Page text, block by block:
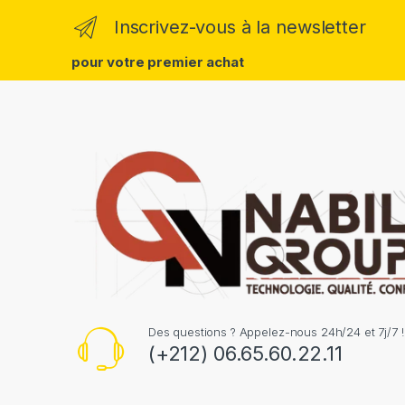
Inscrivez-vous à la newsletter
pour votre premier achat
Des questions ? Appelez-nous 24h/24 et 7j/7 !
(+212) 06.65.60.22.11